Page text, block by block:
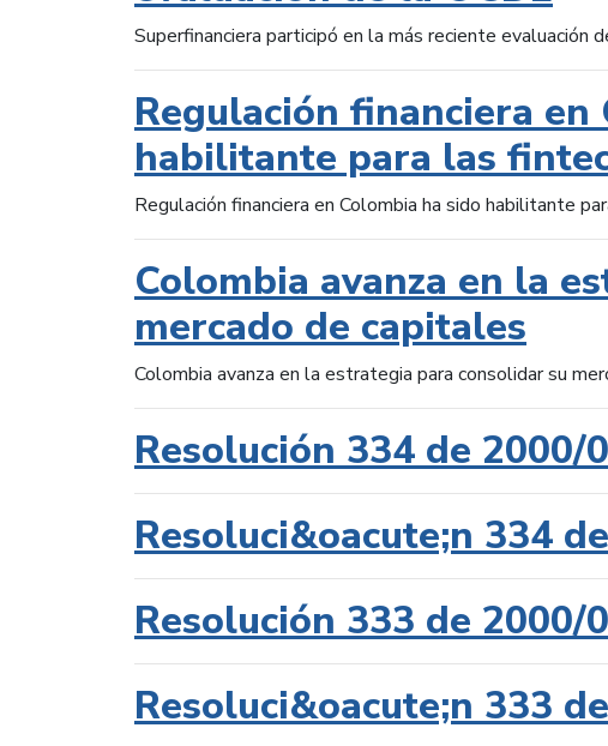
Superfinanciera participó en la más reciente evaluación
Regulación financiera en
habilitante para las
Regulación financiera en Colombia ha sido habilitante
Colombia avanza en la
mercado de capitales
Colombia avanza en la estrategia para consolidar su
Resolución 334 de 2000/
Resoluci&oacute;n 334
Resolución 333 de 2000/
Resoluci&oacute;n 333